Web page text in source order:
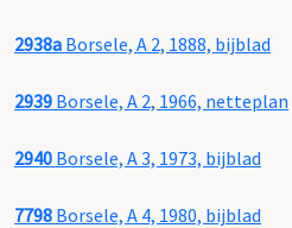
2938a Borsele, A 2, 1888, bijblad
2939 Borsele, A 2, 1966, netteplan
2940 Borsele, A 3, 1973, bijblad
7798 Borsele, A 4, 1980, bijblad